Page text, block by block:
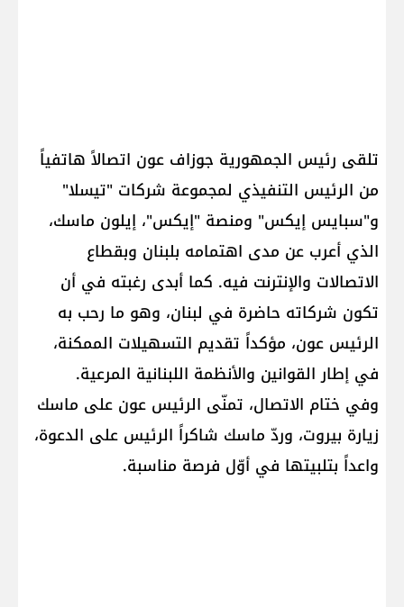
تلقى رئيس الجمهورية جوزاف عون اتصالاً هاتفياً
من الرئيس التنفيذي لمجموعة شركات "تيسلا"
و"سبايس إيكس" ومنصة "إيكس"، إيلون ماسك،
الذي أعرب عن مدى اهتمامه بلبنان وبقطاع
الاتصالات والإنترنت فيه. كما أبدى رغبته في أن
تكون شركاته حاضرة في لبنان، وهو ما رحب به
الرئيس عون، مؤكداً تقديم التسهيلات الممكنة،
في إطار القوانين والأنظمة اللبنانية المرعية.
وفي ختام الاتصال، تمنّى الرئيس عون على ماسك
زيارة بيروت، وردّ ماسك شاكراً الرئيس على الدعوة،
واعداً بتلبيتها في أوّل فرصة مناسبة.